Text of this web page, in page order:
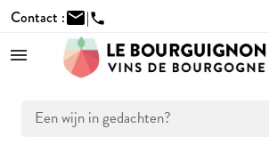
Contact :mail|phone